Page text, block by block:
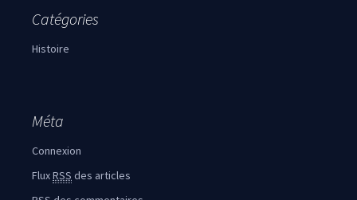
Catégories
Histoire
Méta
Connexion
FluxRSS des articles